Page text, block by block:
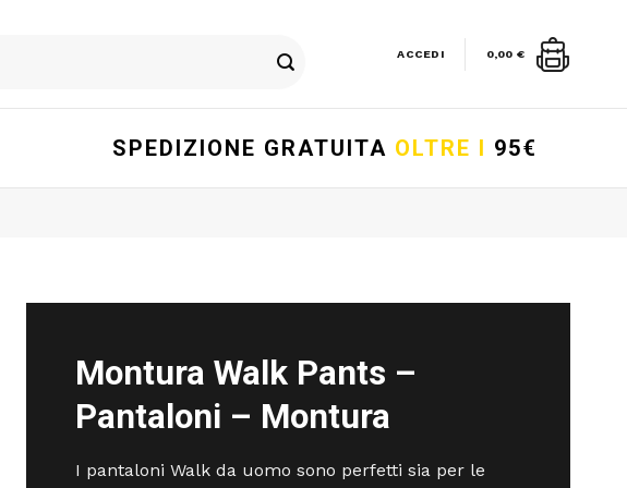
ACCEDI 0,00 €
SPEDIZIONE GRATUITA OLTRE I 95€
Montura Walk Pants –
Pantaloni – Montura
I pantaloni Walk da uomo sono perfetti sia per le